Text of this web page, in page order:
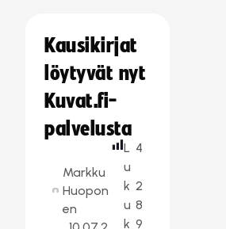
Kausikirjat
löytyvät nyt
Kuvat.fi-
palvelusta
Markku
Huopon
en
L
u
k
u
k
4
2
8
9